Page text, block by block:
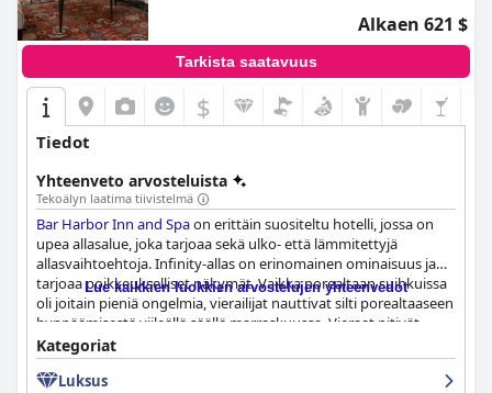
Alkaen 621 $
Tarkista saatavuus
$
Tiedot
Yhteenveto arvosteluista
Tekoälyn laatima tiivistelmä
Bar Harbor Inn and Spaon erittäin suositeltu hotelli, jossa on
upea allasalue, joka tarjoaa sekä ulko- että lämmitettyjä
allasvaihtoehtoja. Infinity-allas on erinomainen ominaisuus ja
tarjoaa poikkeukselliset näkymät. Vaikka porealtaan suihkuissa
oli joitain pieniä ongelmia, vierailijat nauttivat silti porealtaaseen
hyppäämisestä viileällä säällä marraskuussa. Vieraat pitivät
myös illallisen syömistä ylemmällä nurmikolla ihastuttavana.
Kaiken kaikkiaan monet arvioijat pitävät allasaluetta ihanana,
kauniina ja poikkeuksellisena.
Lue kaikkien luokkien arvostelujen yhteenvedot
Kategoriat
Luksus